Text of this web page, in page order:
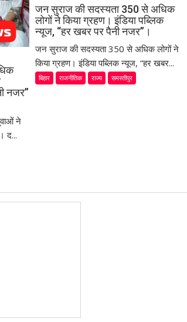
नजर”
ने
द...
जन सुराज की सदस्यता 350 से अधिक
लोगों ने किया ग्रहण। इंडिया पब्लिक
न्यूज, “हर खबर पर पैनी नजर”।
जन सुराज की सदस्यता 350 से अधिक लोगों ने
किया ग्रहण। इंडिया पब्लिक न्यूज, “हर खबर...
बिहार राजनीतिक राज्य समस्तीपुर